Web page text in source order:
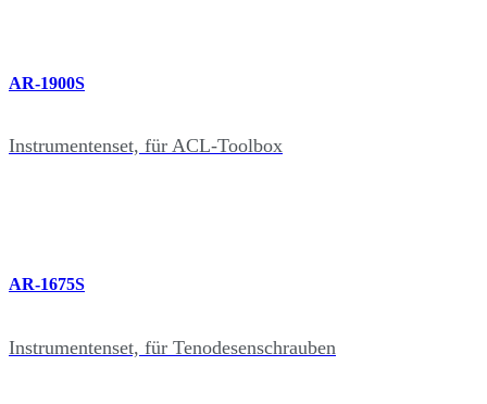
AR-1900S
Instrumentenset, für ACL-Toolbox
AR-1675S
Instrumentenset, für Tenodesenschrauben